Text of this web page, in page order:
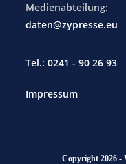
Medienabteilung:
daten@zypresse.eu
Tel.: 0241 - 90 26 93
Impressum
Copyright 2026 -